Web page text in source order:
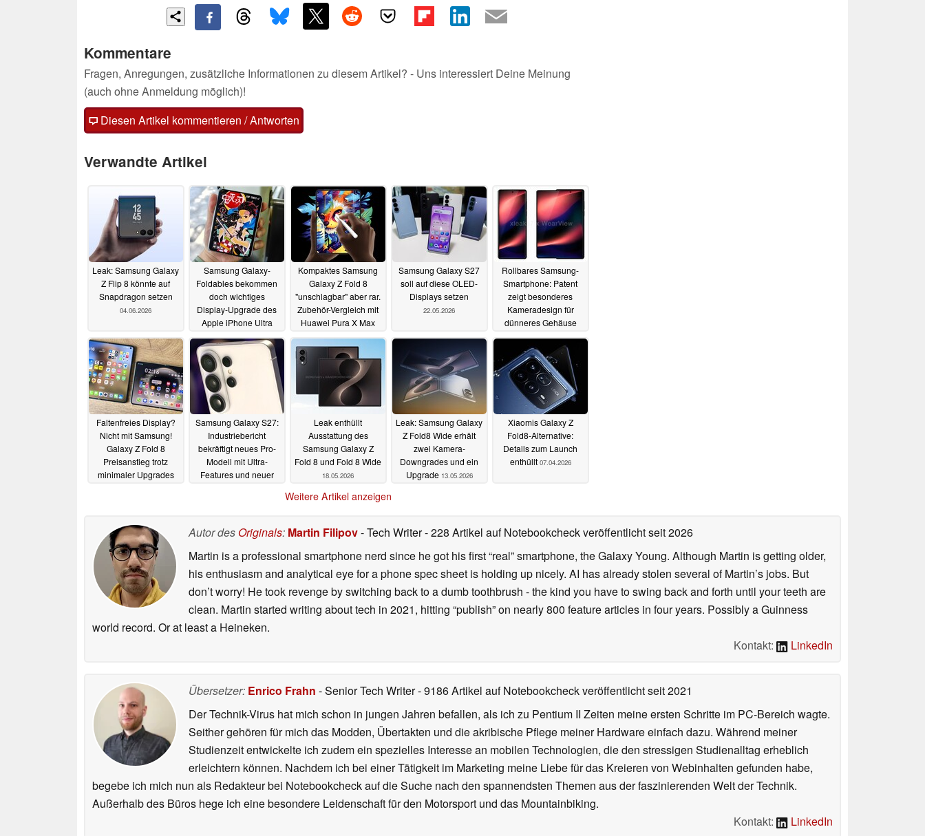
Kommentare
Fragen, Anregungen, zusätzliche Informationen zu diesem Artikel? - Uns interessiert Deine Meinung
(auch ohne Anmeldung möglich)!
Diesen Artikel kommentieren / Antworten
Verwandte Artikel
Leak: Samsung Galaxy
Z Flip 8 könnte auf
Snapdragon setzen
04.06.2026
Samsung Galaxy-
Foldables bekommen
doch wichtiges
Display-Upgrade des
Apple iPhone Ultra
30.05.2026
Kompaktes Samsung
Galaxy Z Fold 8
"unschlagbar" aber rar.
Zubehör-Vergleich mit
Huawei Pura X Max
23.05.2026
Samsung Galaxy S27
soll auf diese OLED-
Displays setzen
22.05.2026
Rollbares Samsung-
Smartphone: Patent
zeigt besonderes
Kameradesign für
dünneres Gehäuse
21.05.2026
Faltenfreies Display?
Nicht mit Samsung!
Galaxy Z Fold 8
Preisanstieg trotz
minimaler Upgrades
Samsung Galaxy S27:
Industriebericht
bekräftigt neues Pro-
Modell mit Ultra-
Features und neuer
Leak enthüllt
Ausstattung des
Samsung Galaxy Z
Fold 8 und Fold 8 Wide
18.05.2026
Leak: Samsung Galaxy
Z Fold8 Wide erhält
zwei Kamera-
Downgrades und ein
Upgrade 13.05.2026
Xiaomis Galaxy Z
Fold8-Alternative:
Details zum Launch
enthüllt 07.04.2026
Weitere Artikel anzeigen
Autor des Originals: Martin Filipov- Tech Writer- 228 Artikel auf Notebookcheck veröffentlichtseit 2026
Martin is a professional smartphone nerd since he got his first “real” smartphone, the Galaxy Young. Although Martin is getting older,
his enthusiasm and analytical eye for a phone spec sheet is holding up nicely. AI has already stolen several of Martin’s jobs. But
don’t worry! He took revenge by switching back to a dumb toothbrush - the kind you have to swing back and forth until your teeth are
clean. Martin started writing about tech in 2021, hitting “publish” on nearly 800 feature articles in four years. Possibly a Guinness
world record. Or at least a Heineken.
Kontakt:
LinkedIn
Übersetzer: Enrico Frahn - Senior Tech Writer- 9186 Artikel auf Notebookcheck veröffentlichtseit 2021
Der Technik-Virus hat mich schon in jungen Jahren befallen, als ich zu Pentium II Zeiten meine ersten Schritte im PC-Bereich wagte.
Seither gehören für mich das Modden, Übertakten und die akribische Pflege meiner Hardware einfach dazu. Während meiner
Studienzeit entwickelte ich zudem ein spezielles Interesse an mobilen Technologien, die den stressigen Studienalltag erheblich
erleichtern können. Nachdem ich bei einer Tätigkeit im Marketing meine Liebe für das Kreieren von Webinhalten gefunden habe,
begebe ich mich nun als Redakteur bei Notebookcheck auf die Suche nach den spannendsten Themen aus der faszinierenden Welt der Technik.
Außerhalb des Büros hege ich eine besondere Leidenschaft für den Motorsport und das Mountainbiking.
Kontakt:
LinkedIn